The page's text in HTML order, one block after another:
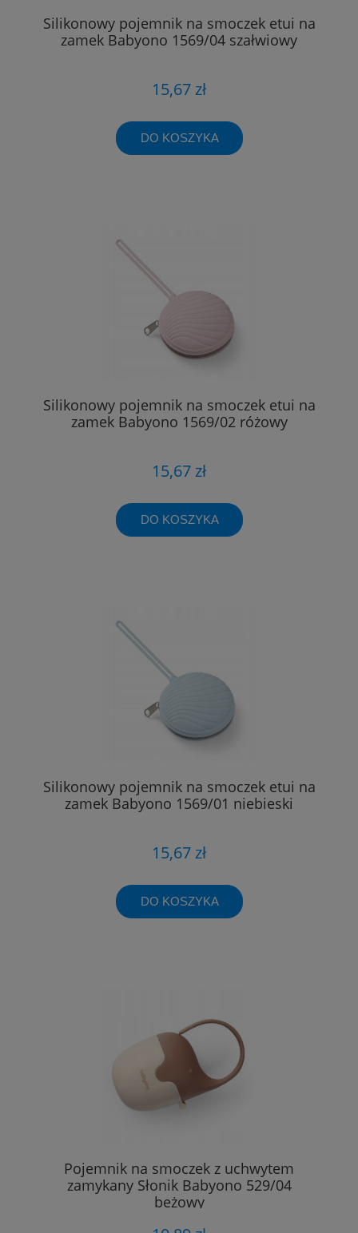
Silikonowy pojemnik na smoczek etui na
zamek Babyono 1569/04 szałwiowy
15,67 zł
DO KOSZYKA
Silikonowy pojemnik na smoczek etui na
zamek Babyono 1569/02 różowy
15,67 zł
DO KOSZYKA
Silikonowy pojemnik na smoczek etui na
zamek Babyono 1569/01 niebieski
15,67 zł
DO KOSZYKA
Pojemnik na smoczek z uchwytem
zamykany Słonik Babyono 529/04
beżowy